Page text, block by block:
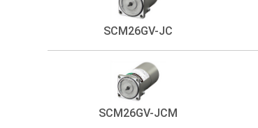
SCM26GV-JC
SCM26GV-JCM